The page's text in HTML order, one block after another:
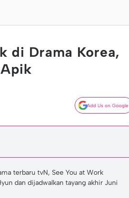
di Drama Korea,
Add Us on Google
terbaru tvN, See You at Work
dan dijadwalkan tayang akhir Juni